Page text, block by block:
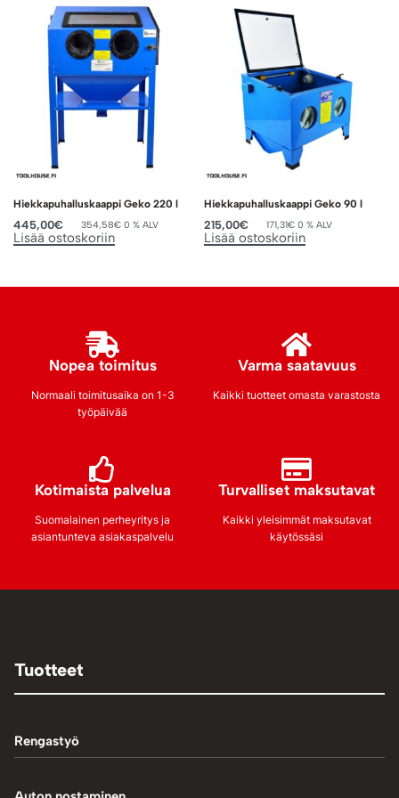
Hiekkapuhalluskaappi Geko 220 l
445,00€ 354,58€ 0 % ALV
Lisää ostoskoriin
Hiekkapuhalluskaappi Geko 90 l
215,00€ 171,31€ 0 % ALV
Lisää ostoskoriin
Nopea toimitus
Normaali toimitusaika on 1-3
työpäivää
Varma saatavuus
Kaikki tuotteet omasta varastosta
Kotimaista palvelua
Suomalainen perheyritys ja
asiantunteva asiakaspalvelu
Turvalliset maksutavat
Kaikki yleisimmät maksutavat
käytössäsi
Tuotteet
Rengastyö
Palteennostin